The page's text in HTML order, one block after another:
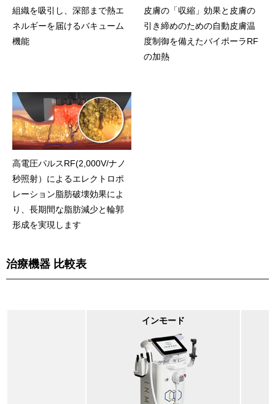
組織を吸引し、深部まで熱エ
ネルギーを届けるバキューム
機能
皮膚の「収縮」効果と皮膚の
引き締めのための自動皮膚温
度制御を備えたバイポーラRF
の加熱
高電圧パルスRF(2,000V/ナノ
秒照射）によるエレクトロポ
レーション脂肪破壊効果によ
り、長期間な脂肪減少と輪郭
形成を実現します
治療機器 比較表
インモード